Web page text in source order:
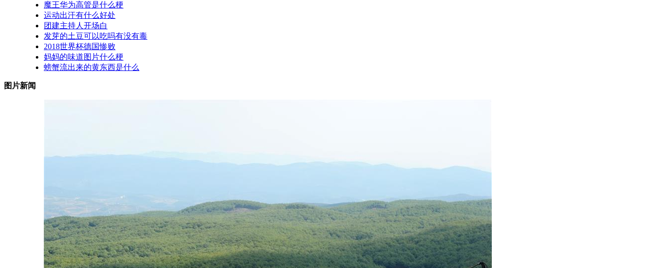
魔王华为高管是什么梗
运动出汗有什么好处
团建主持人开场白
发芽的土豆可以吃吗有没有毒
2018世界杯德国惨败
妈妈的味道图片什么梗
螃蟹流出来的黄东西是什么
图片新闻